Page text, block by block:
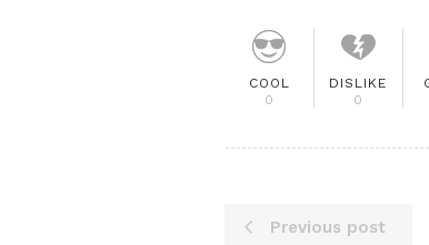
COOL
0
DISLIKE
0
Previous post